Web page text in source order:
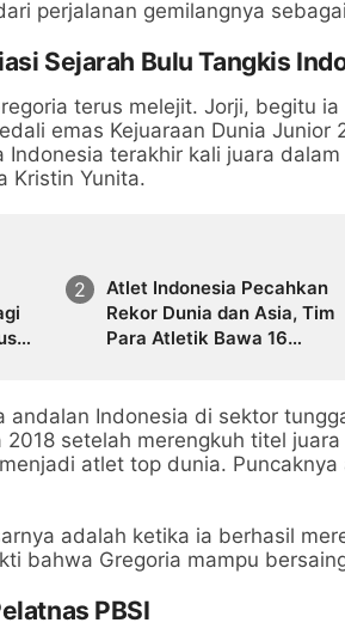
perjalanan gemilangnya
Sejarah Bulu Tangkis
terus melejit. Jorji, begitu
emas Kejuaraan Dunia Junior
Indonesia terakhir kali juara
Kristin Yunita.
Atlet Indonesia Pecahkan
Rekor Dunia dan Asia, Tim
Para Atletik Bawa 16
andalan Indonesia di sektor
setelah merengkuh titel
atlet top dunia.
adalah ketika ia berhasil
bahwa Gregoria mampu
PBSI